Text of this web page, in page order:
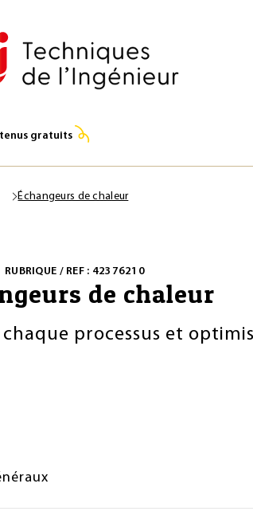
gratuits
Échangeurs de chaleur
RUBRIQUE / REF : 42376210
de chaleur
processus et